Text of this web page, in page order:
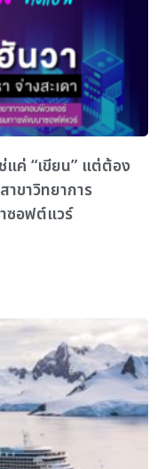
แค่ “เขียน” แต่ต้อง
าขาวิทยาการ
ซอฟต์แวร์